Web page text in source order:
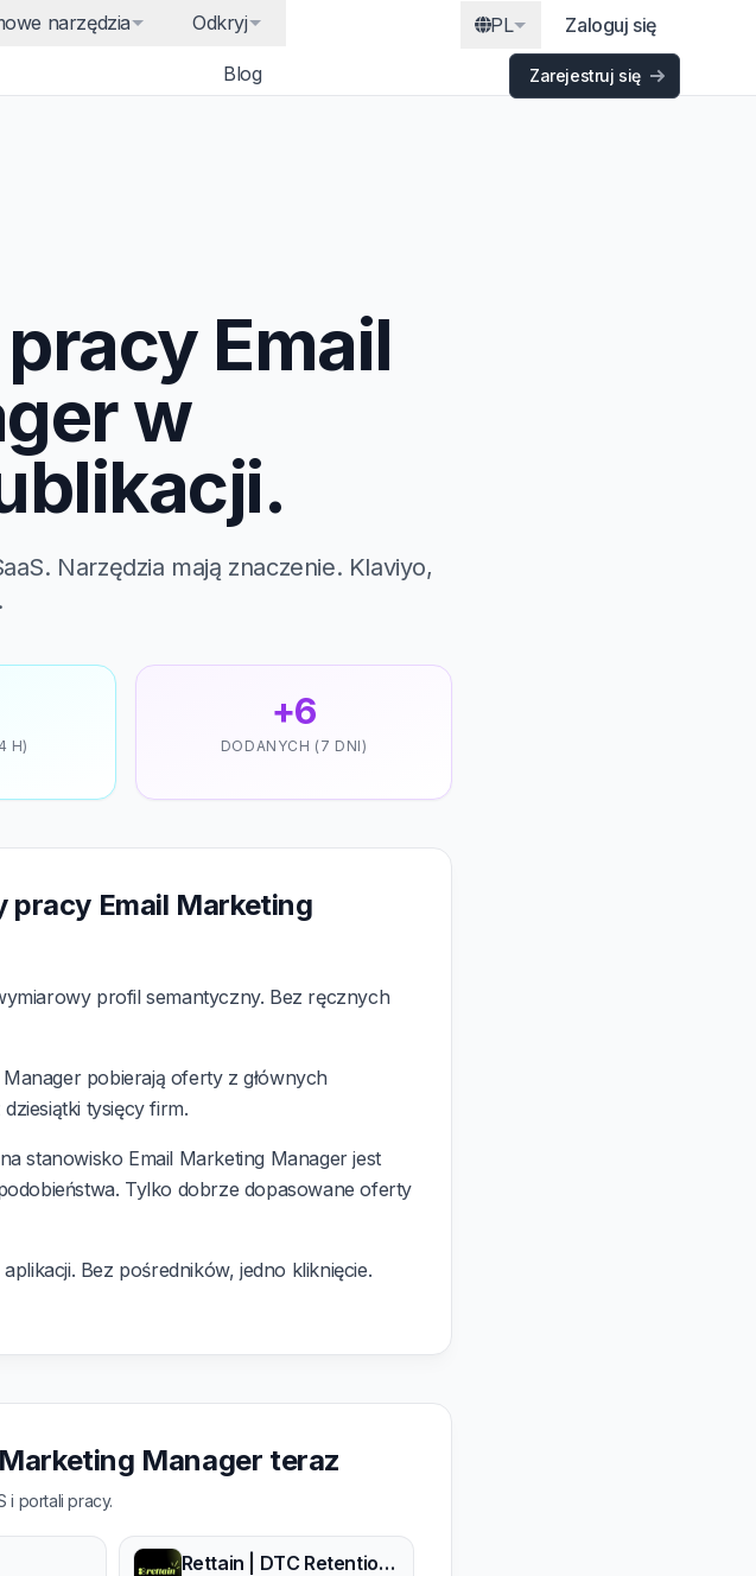
narzędzia Odkryj
Blog
PL Zaloguj się
Zarejestruj się
Email
w
Narzędzia mają znaczenie. Klaviyo,
H)
+6
DODANYCH (7 DNI)
pracy Email Marketing
profil semantyczny. Bez ręcznych
pobierają oferty z głównych
tysięcy firm.
stanowisko Email Marketing Manager jest
Tylko dobrze dopasowane oferty
Bez pośredników, jedno kliknięcie.
Manager teraz
i portali pracy.
Rettain | DTC Retention Marketing